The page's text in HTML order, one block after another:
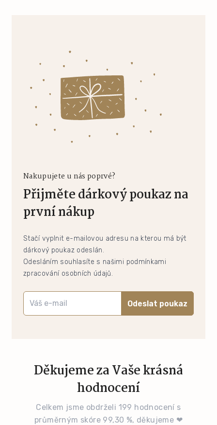
Nakupujete u nás poprvé?
Přijměte dárkový poukaz na
první nákup
Stačí vyplnit e-mailovou adresu na kterou má být
dárkový poukaz odeslán.
Odesláním souhlasíte s našimi podmínkami
zpracování osobních údajů.
Odeslat poukaz
Děkujeme za Vaše krásná
hodnocení
Celkem jsme obdrželi 199 hodnocení s
průměrným skóre 99,30 %, děkujeme ❤